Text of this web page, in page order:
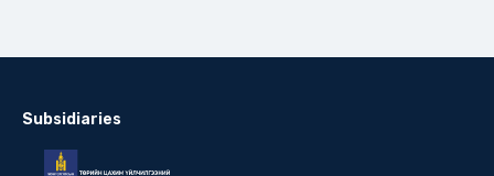
Subsidiaries